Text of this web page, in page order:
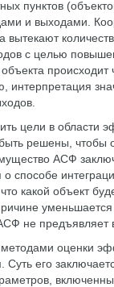
пунктов
и выходами.
вытекают
с целью
интерпретация
цели в области
решены, чтобы
АСФ
о способе
какой объект
не
оценки
его